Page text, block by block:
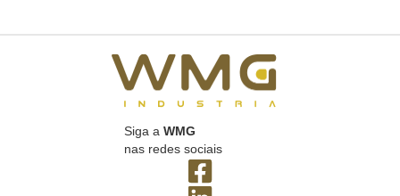
Siga a WMG
nas redes sociais